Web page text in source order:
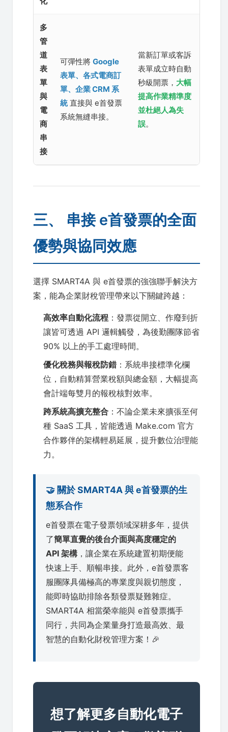
多
管
道
表
單
與
電
商
串
接
可彈性將 Google
表單、各式電商訂
單、企業 CRM 系
統直接與 e首發票
系統無縫串接。
當新訂單或客訴
表單成立時自動
秒級開票， 大幅
提高作業精準度
並杜絕人為失
誤。
三、 串接 e首發票的全面
優勢與協同效應
選擇 SMART4A 與 e首發票的強強聯手解決方
案，能為企業財稅管理帶來以下關鍵跨越：
高效率自動化流程 ：發票從開立、作廢到折
讓皆可透過 API 邏輯觸發，為後勤團隊節省
90% 以上的手工處理時間。
優化稅務與報稅防錯：系統串接標準化欄
位，自動精算營業稅額與總金額，大幅提高
會計端每雙月的報稅核對效率。
跨系統高擴充整合 ：不論企業未來擴張至何
種 SaaS 工具，皆能透過 Make.com 官方
合作夥伴的架構輕易延展，提升數位治理能
力。
🤝 關於 SMART4A 與 e首發票的生
態系合作
e首發票在電子發票領域深耕多年，提供
了簡單直覺的後台介面與高度穩定的
API 架構 ，讓企業在系統建置初期便能
快速上手、順暢串接。此外，e首發票客
服團隊具備極高的專業度與親切態度，
能即時協助排除各類發票疑難雜症。
SMART4A 相當榮幸能與 e首發票攜手
同行，共同為企業量身打造最高效、最
智慧的自動化財稅管理方案！🎉
想了解更多自動化電子